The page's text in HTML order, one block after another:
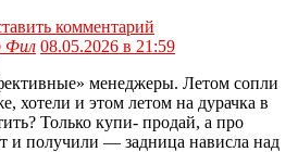
комментарий
Фил 08.05.2026 в 21:59
менеджеры. Летом сопли
хотели и этом летом на дурачка в
Только купи- продай, а про
и получили — задница нависла над